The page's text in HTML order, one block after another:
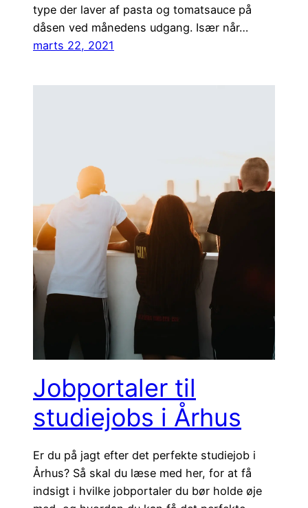
type der laver af pasta og tomatsauce på
dåsen ved månedens udgang. Især når…
marts 22, 2021
Jobportaler til
studiejobs i Århus
Er du på jagt efter det perfekte studiejob i
Århus? Så skal du læse med her, for at få
indsigt i hvilke jobportaler du bør holde øje